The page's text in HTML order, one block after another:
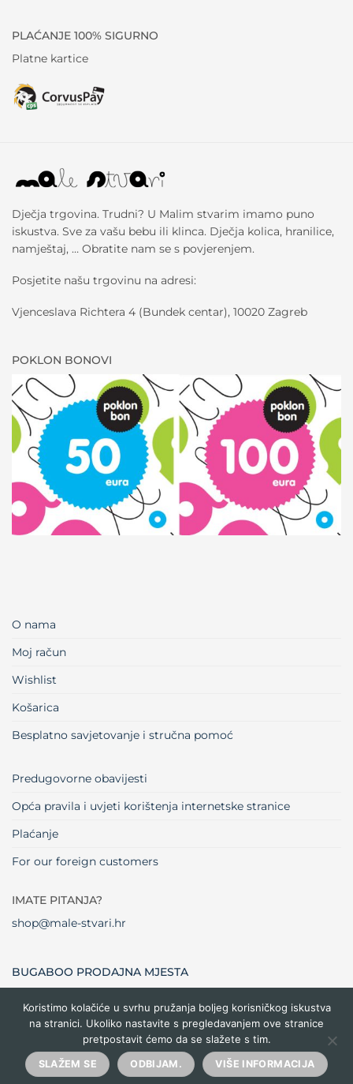
PLAĆANJE 100% SIGURNO
Platne kartice
Dječja trgovina. Trudni? U Malim stvarim imamo puno
iskustva. Sve za vašu bebu ili klinca. Dječja kolica, hranilice,
namještaj, … Obratite nam se s povjerenjem.
Posjetite našu trgovinu na adresi:
Vjenceslava Richtera 4 (Bundek centar), 10020 Zagreb
POKLON BONOVI
O nama
Moj račun
Wishlist
Košarica
Besplatno savjetovanje i stručna pomoć
Predugovorne obavijesti
Opća pravila i uvjeti korištenja internetske stranice
Plaćanje
For our foreign customers
IMATE PITANJA?
shop@male-stvari.hr
BUGABOO PRODAJNA MJESTA
Visa MasterCardMaestro Dinners
Club
Credit
Card
Cash
Delivery
Copyright 2026 ©Male stvari
Koristimo kolačiće u svrhu pružanja boljeg korisničkog iskustva
na stranici. Ukoliko nastavite s pregledavanjem ove stranice
pretpostavit ćemo da se slažete s tim.
SLAŽEM SE ODBIJAM. VIŠE INFORMACIJA